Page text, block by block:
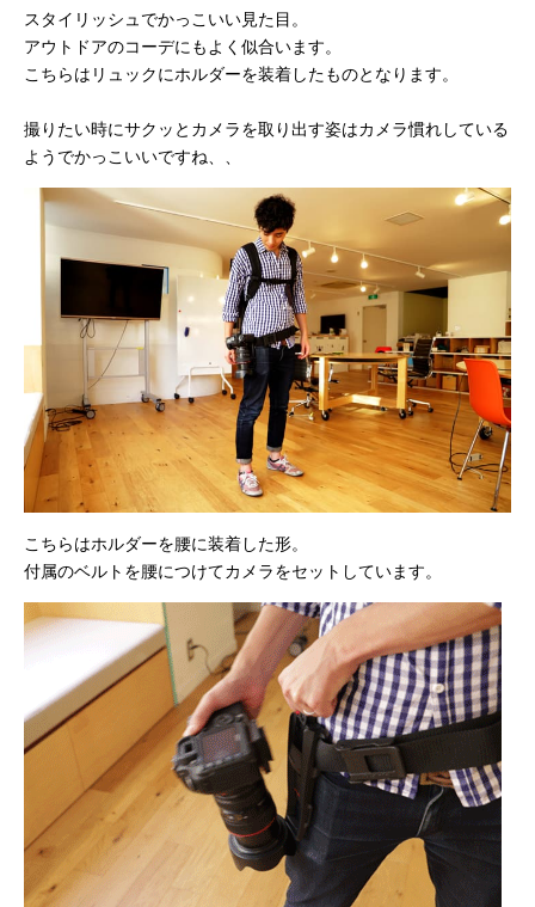
スタイリッシュでかっこいい見た目。
アウトドアのコーデにもよく似合います。
こちらはリュックにホルダーを装着したものとなります。
撮りたい時にサクッとカメラを取り出す姿はカメラ慣れしている
ようでかっこいいですね、、
こちらはホルダーを腰に装着した形。
付属のベルトを腰につけてカメラをセットしています。